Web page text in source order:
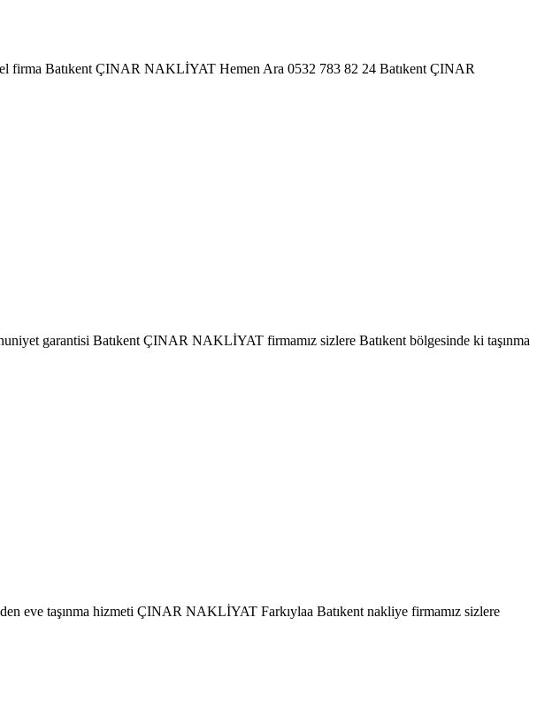
firma Batıkent ÇINAR NAKLİYAT Hemen Ara 0532 783 82 24 Batıkent ÇINAR
garantisi Batıkent ÇINAR NAKLİYAT firmamız sizlere Batıkent bölgesinde ki taşınma
eve taşınma hizmeti ÇINAR NAKLİYAT Farkıylaa Batıkent nakliye firmamız sizlere